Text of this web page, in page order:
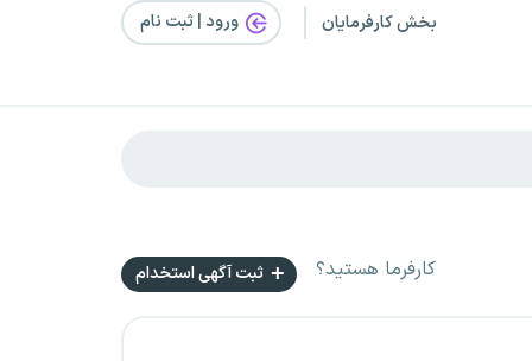
بخش کارفرمایان ورود | ثبت‌ نام
کارفرما هستید؟ ثبت آگهی استخدام